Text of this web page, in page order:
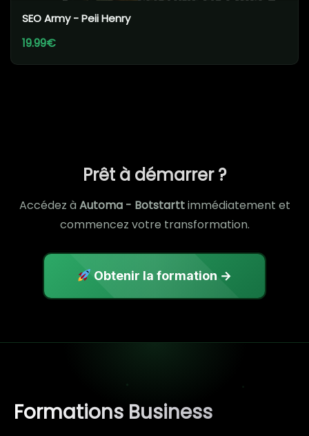
SEO Army - Peii Henry
19.99€
Prêt à démarrer ?
Accédez àAutoma - Botstarttimmédiatement et
commencez votre transformation.
Obtenir la formation →
Formations Business